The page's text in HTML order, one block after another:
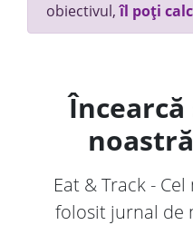
obiectivul,îl poți
Eat & Track -
folosit jurnal de